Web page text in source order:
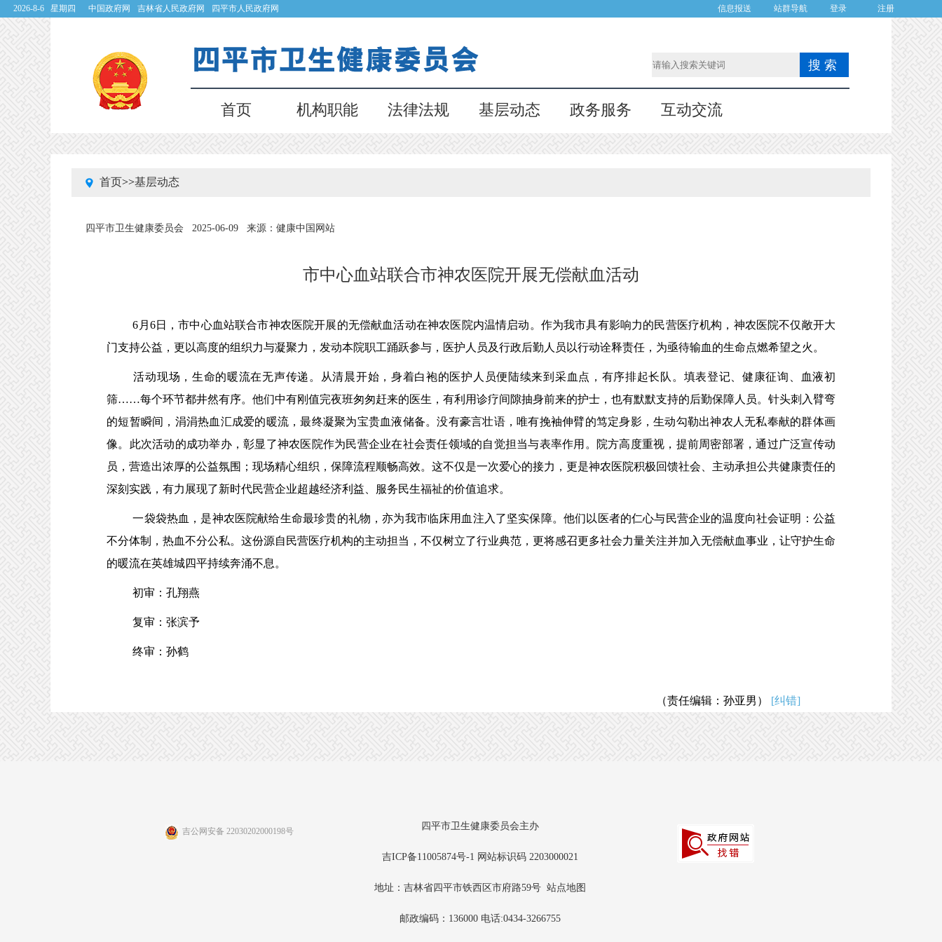
2026-8-6 星期四 中国政府网 吉林省人民政府网 四平市人民政府网 信息报送 站群导航 登录 注册
首页 机构职能 法律法规 基层动态 政务服务 互动交流
首页>>基层动态
四平市卫生健康委员会 2025-06-09 来源：健康中国网站
市中心血站联合市神农医院开展无偿献血活动
6 月 6日，市中心血站联合市神农医院开展的无偿献血活动在神农医院内温情启动。作为我市具有影响力的民营医疗机构，神农医院不仅敞开大
门支持公益，更以高度的组织力与凝聚力，发动本院职工踊跃参与，医护人员及行政后勤人员以行动诠释责任 ， 为亟待输血的生命点燃希望之火。
活动现场，生命的暖流在无声传递。从清晨开始，身着白袍的医护人员便陆续来到采血点，有序排起长队。填表登记、健康征询、血液初
筛……每个环节都井然有序。他们中有刚值完夜班匆匆赶来的医生，有利用诊疗间隙抽身前来的护士，也有默默支持的后勤保障人员。针头刺入臂弯
的短暂瞬间，涓涓热血汇成爱的暖流，最终凝聚为宝贵血液储备。没有豪言壮语，唯有挽袖伸臂的笃定身影，生动勾勒出神农人无私奉献的群体画
像。此次活动的成功举办，彰显了神农医院作为民营企业在社会责任领域的自觉担当与表率作用。院方高度重视，提前周密部署，通过广泛宣传动
员，营造出浓厚的公益氛围；现场精心组织，保障流程顺畅高效。 这不仅是一次爱心的接力，更是神农医院积极回馈社会、主动承担公共健康责任的
深刻实践，有力展现了新时代民营企业超越经济利益、服务民生福祉的价值追求。
一袋袋热血，是神农医院献给生命最珍贵的礼物，亦为我市临床用血注入了坚实保障。他们以医者的仁心与民营企业的温度向社会证明：公益
不分体制，热血不分公私。这份源自民营医疗机构的主动担当，不仅树立了行业典范，更将感召更多社会力量关注并加入无偿献血事业，让守护生命
的暖流在英雄城四平持续奔涌不息。
初审：孔翔燕
复审：张滨予
终审：孙鹤
（责任编辑：孙亚男） [纠错]
吉公网安备 22030202000198号 四平市卫生健康委员会主办
吉ICP备11005874号-1 网站标识码 2203000021
地址：吉林省四平市铁西区市府路59号站点地图
邮政编码：136000 电话:0434-3266755